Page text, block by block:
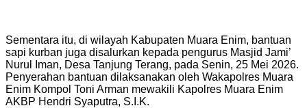
Sementara itu, di wilayah Kabupaten Muara Enim, bantuan
sapi kurban juga disalurkan kepada pengurus Masjid Jami’
Nurul Iman, Desa Tanjung Terang, pada Senin, 25 Mei 2026.
Penyerahan bantuan dilaksanakan oleh Wakapolres Muara
Enim Kompol Toni Arman mewakili Kapolres Muara Enim
AKBP Hendri Syaputra, S.I.K.